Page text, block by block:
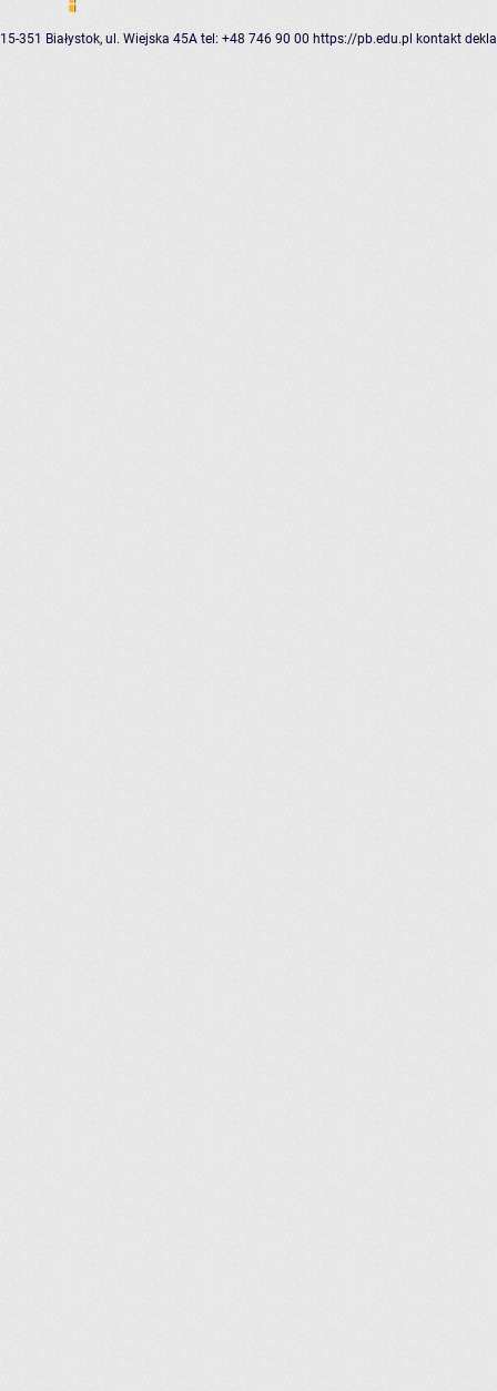
15-351 Białystok, ul. Wiejska 45A tel: +48 746 90 00 https://pb.edu.pl kontakt